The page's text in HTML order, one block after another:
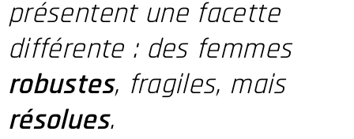
présentent une facette
différente : des femmes
robustes, fragiles, mais
résolues.